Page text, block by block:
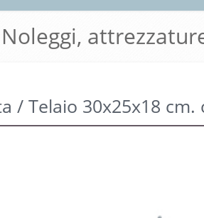
/ Telaio 30x25x18 cm.